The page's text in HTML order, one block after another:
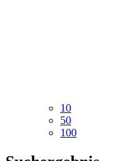
10
50
100